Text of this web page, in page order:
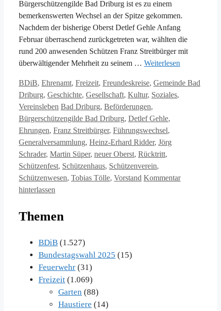
Bürgerschützengilde Bad Driburg ist es zu einem
bemerkenswerten Wechsel an der Spitze gekommen.
Nachdem der bisherige Oberst Detlef Gehle Anfang
Februar überraschend zurückgetreten war, wählten die
rund 200 anwesenden Schützen Franz Streitbürger mit
überwältigender Mehrheit zu seinem … Weiterlesen
Kategorien
BDiB, Ehrenamt, Freizeit, Freundeskreise, Gemeinde Bad
Driburg, Geschichte, Gesellschaft, Kultur, Soziales,
Vereinsleben Schlagwörter
Bad Driburg, Beförderungen,
Bürgerschützengilde Bad Driburg, Detlef Gehle,
Ehrungen, Franz Streitbürger, Führungswechsel,
Generalversammlung, Heinz-Erhard Ridder, Jörg
Schrader, Martin Süper, neuer Oberst, Rücktritt,
Schützenfest, Schützenhaus, Schützenverein,
Schützenwesen, Tobias Tölle, Vorstand Kommentar
hinterlassen
Themen
BDiB (1.527)
Bundestagswahl 2025 (15)
Feuerwehr (31)
Freizeit (1.069)
Garten (88)
Haustiere (14)